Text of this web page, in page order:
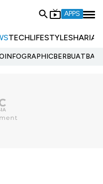
APPS
TECHLIFESTYLESHARIA
INFOGRAPHIC